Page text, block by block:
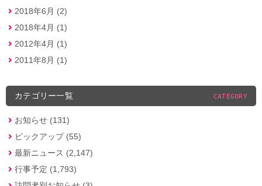
2018年6月 (2)
2018年4月 (1)
2012年4月 (1)
2011年8月 (1)
カテゴリー一覧 CATEGORY
お知らせ (131)
ピックアップ (55)
最新ニュース (2,147)
行事予定 (1,793)